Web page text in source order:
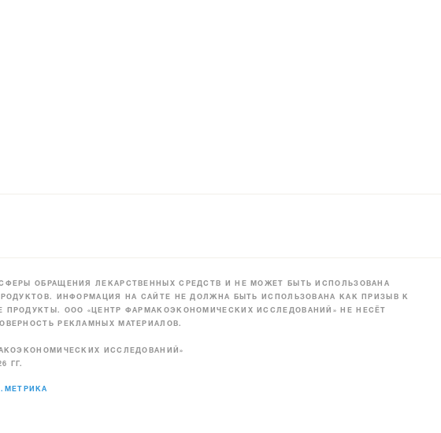
ОБРАЩЕНИЯ ЛЕКАРСТВЕННЫХ СРЕДСТВ И НЕ МОЖЕТ БЫТЬ ИСПОЛЬЗОВАНА
ИНФОРМАЦИЯ НА САЙТЕ НЕ ДОЛЖНА БЫТЬ ИСПОЛЬЗОВАНА КАК ПРИЗЫВ К
ООО «ЦЕНТР ФАРМАКОЭКОНОМИЧЕСКИХ ИССЛЕДОВАНИЙ» НЕ НЕСЁТ
РЕКЛАМНЫХ МАТЕРИАЛОВ.
ИССЛЕДОВАНИЙ»
ГГ.